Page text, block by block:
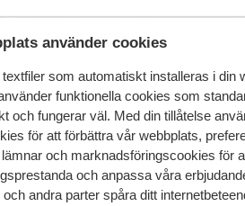
använder cookies
som automatiskt installeras i din
funktionella cookies som
och fungerar väl. Med din tillåtelse
för att förbättra vår webbplats,
och marknadsföringscookies för
och anpassa våra
andra parter spåra ditt
Fiemme. Oavsett om du vill bo i
har vi rätt skidresa för dig. När
har också guideservice och våra
din skidresa i Val di Fiemme.
Predazzo